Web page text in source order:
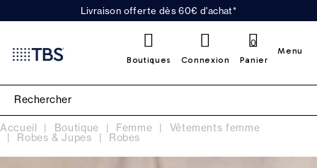
Livraison offerte dès 60€ d'achat*
Boutiques Connexion Panier
0
Menu
Accueil Boutique Femme Vêtements femme
Robes & Jupes Robes